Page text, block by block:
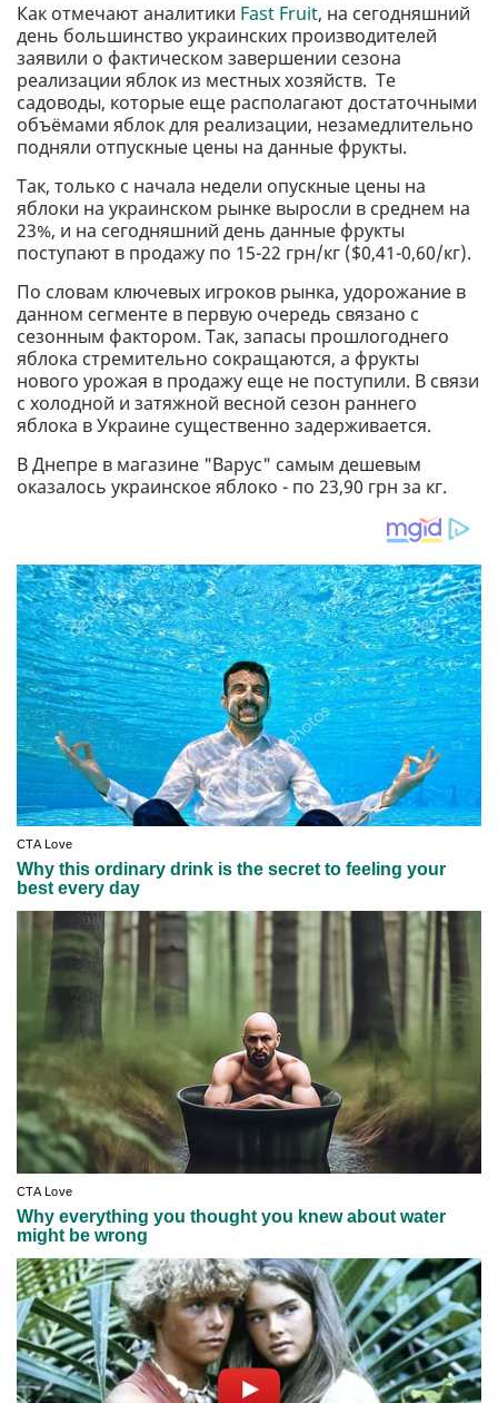
Как отмечают аналитики Fast Fruit, на сегодняшний
день большинство украинских производителей
заявили о фактическом завершении сезона
реализации яблок из местных хозяйств. Те
садоводы, которые еще располагают достаточными
объёмами яблок для реализации, незамедлительно
подняли отпускные цены на данные фрукты.
Так, только с начала недели опускные цены на
яблоки на украинском рынке выросли в среднем на
23%, и на сегодняшний день данные фрукты
поступают в продажу по 15-22 грн/кг ($0,41-0,60/кг).
По словам ключевых игроков рынка, удорожание в
данном сегменте в первую очередь связано с
сезонным фактором. Так, запасы прошлогоднего
яблока стремительно сокращаются, а фрукты
нового урожая в продажу еще не поступили. В связи
с холодной и затяжной весной сезон раннего
яблока в Украине существенно задерживается.
В Днепре в магазине "Варус" самым дешевым
оказалось украинское яблоко - по 23,90 грн за кг.